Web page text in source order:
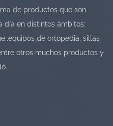
de productos que son
día en distintos ámbitos:
de ortopedia, sillas
otros muchos productos y
.